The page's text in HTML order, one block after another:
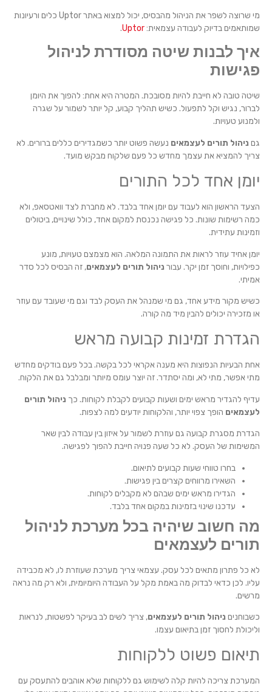
מי שרוצה לשפר את הניהול מהבסיס, יכול למצוא באתר Uptor כלים ורעיונות
שמותאמים בדיוק לעבודה עצמאית:Uptor
.
איך לבנות שיטה מסודרת לניהול
פגישות
שיטה טובה לא חייבת להיות מסובכת. המטרה היא אחת: להפוך את היומן
לברור, נגיש וקל לתפעול. כשיש תהליך קבוע, קל יותר לשמור על שגרה
ולמנוע טעויות.
גם ניהול תורים לעצמאים נעשה פשוט יותר כשמגדירים כללים ברורים. לא
צריך להמציא את עצמך מחדש כל פעם שלקוח מבקש מועד.
יומן אחד לכל התורים
הצעד הראשון הוא לעבוד עם יומן אחד בלבד. לא מחברת לצד וואטסאפ, ולא
כמה רשימות שונות. כל פגישה נכנסת למקום אחד, כולל שינויים, ביטולים
וזמינות עתידית.
יומן אחיד עוזר לראות את התמונה המלאה. הוא מצמצם טעויות, מונע
כפילויות, וחוסך זמן יקר. עבור ניהול תורים לעצמאים, זה הבסיס לכל סדר
אמיתי.
כשיש מקור מידע אחד, גם מי שמנהל את העסק לבד וגם מי שעובד עם עוזר
או מזכירה יכולים להבין מיד מה קורה.
הגדרת זמינות קבועה מראש
אחת הבעיות הנפוצות היא מענה אקראי לכל בקשה. בכל פעם בודקים מחדש
מתי אפשר, מתי לא, ומה יסתדר. זה יוצר עומס מיותר ומבלבל גם את הלקוח.
עדיף להגדיר מראש ימים ושעות קבועים לקבלת לקוחות. כך ניהול תורים
לעצמאים הופך צפוי יותר, והלקוחות יודעים למה לצפות.
הגדרת מסגרת קבועה גם עוזרת לשמור על איזון בין עבודה לבין שאר
המשימות של העסק. לא כל שעה פנויה חייבת להפוך לפגישה.
בחרו טווחי שעות קבועים לתיאום.
השאירו מרווחים קצרים בין פגישות.
הגדירו מראש ימים שבהם לא מקבלים לקוחות.
עדכנו שינוי בזמינות במקום אחד בלבד.
מה חשוב שיהיה בכל מערכת לניהול
תורים לעצמאים
לא כל פתרון מתאים לכל עסק. עצמאי צריך מערכת שעוזרת לו, לא מכבידה
עליו. לכן כדאי לבדוק מה באמת מקל על העבודה היומיומית, ולא רק מה נראה
מרשים.
כשבוחנים ניהול תורים לעצמאים, צריך לשים לב בעיקר לפשטות, לנראות
וליכולת לחסוך זמן בתיאום עצמו.
תיאום פשוט ללקוחות
המערכת צריכה להיות קלה לשימוש גם ללקוחות שלא אוהבים להתעסק עם